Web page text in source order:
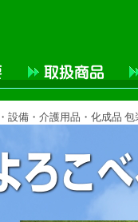
・設備・介護用品・化成品